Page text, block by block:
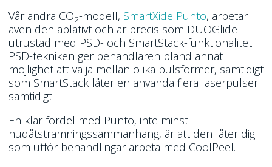
Vår andra CO2-modell, SmartXide Punto, arbetar
även den ablativt och är precis som DUOGlide
utrustad med PSD- och SmartStack-funktionalitet.
PSD-tekniken ger behandlaren bland annat
möjlighet att välja mellan olika pulsformer, samtidigt
som SmartStack låter en använda flera laserpulser
samtidigt.
En klar fördel med Punto, inte minst i
hudåtstramningssammanhang, är att den låter dig
som utför behandlingar arbeta med CoolPeel.